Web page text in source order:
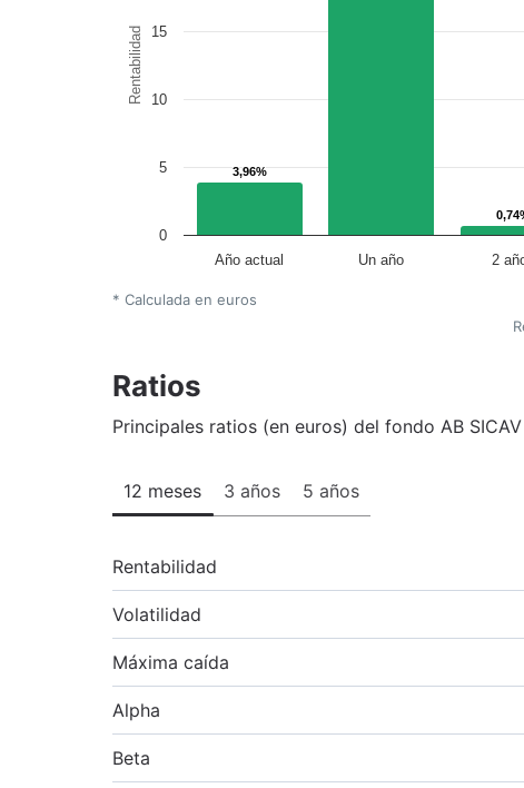
Rentabilidad
3,96%
3,96%
Año actual Un año 2
0
5
10
15
* Calculada en euros
Ratios
Principales ratios (en euros) del fondo AB
12 meses 3 años 5 años
Rentabilidad
Volatilidad
Máxima caída
Alpha
Beta